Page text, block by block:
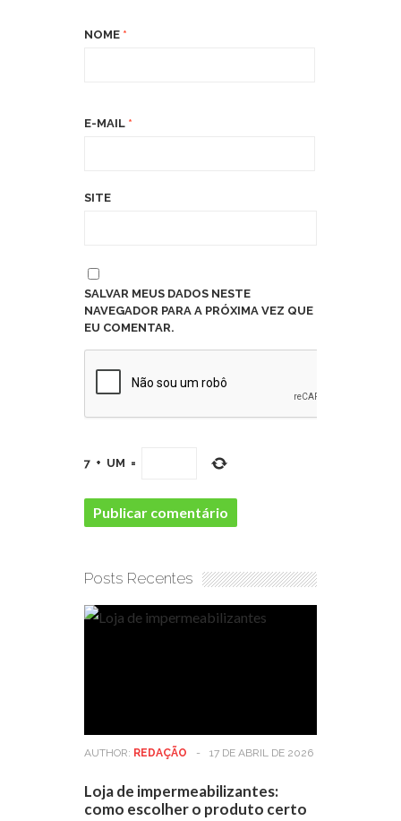
NOME *
E-MAIL *
SITE
SALVAR MEUS DADOS NESTE
NAVEGADOR PARA A PRÓXIMA VEZ QUE
EU COMENTAR.
7 + UM =
Posts Recentes
AUTHOR: REDAÇÃO - 17 DE ABRIL DE 2026
Loja de impermeabilizantes:
como escolher o produto certo